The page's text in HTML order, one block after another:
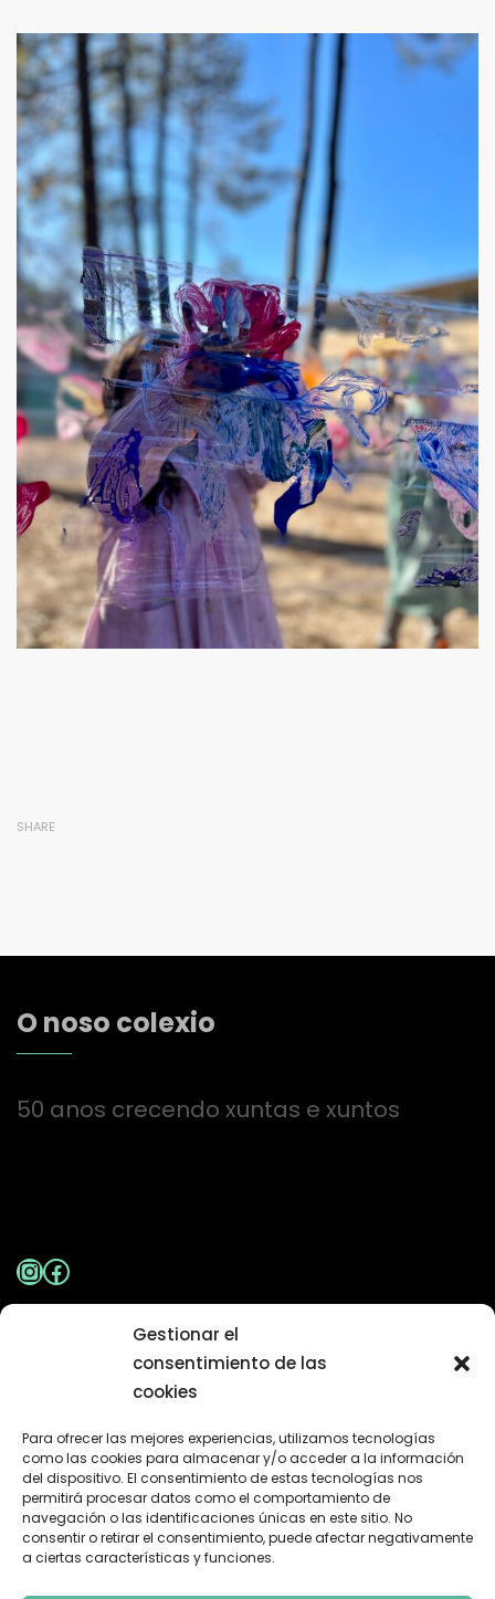
Gestionar el
consentimiento de las
cookies
Para ofrecer las mejores experiencias, utilizamos tecnologías
como las cookies para almacenar y/o acceder a la información
del dispositivo. El consentimiento de estas tecnologías nos
permitirá procesar datos como el comportamiento de
navegación o las identificaciones únicas en este sitio. No
consentir o retirar el consentimiento, puede afectar negativamente
a ciertas características y funciones.
SHARE
O noso colexio
50 anos crecendo xuntas e xuntos
Instagram
Facebook
Política de Privacidade
Contacto
Camiño Escola Andersen 28 A Garrida-
Valadares 36315 - Vigo
+34 986 46 94 12